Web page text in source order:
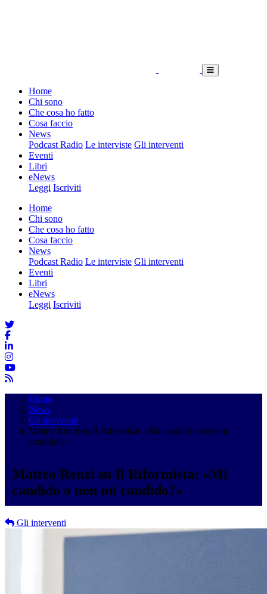
Home
Chi sono
Che cosa ho fatto
Cosa faccio
News
Podcast Radio Le interviste Gli interventi
Eventi
Libri
eNews
Leggi Iscriviti
Home
Chi sono
Che cosa ho fatto
Cosa faccio
News
Podcast Radio Le interviste Gli interventi
Eventi
Libri
eNews
Leggi Iscriviti
Home
News
Gli interventi
Matteo Renzi su Il Riformista: «Mi candido o non mi
candido?»
Matteo Renzi su Il Riformista: «Mi
candido o non mi candido?»
Gli interventi